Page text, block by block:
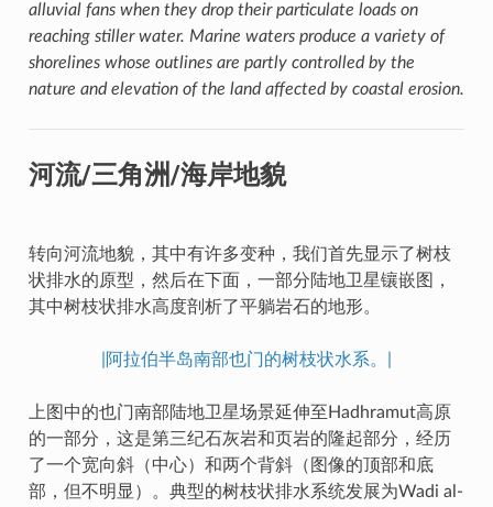
alluvial fans when they drop their particulate loads on
reaching stiller water. Marine waters produce a variety of
shorelines whose outlines are partly controlled by the
nature and elevation of the land affected by coastal erosion.
河流/三角洲/海岸地貌
转向河流地貌，其中有许多变种，我们首先显示了树枝
状排水的原型，然后在下面，一部分陆地卫星镶嵌图，
其中树枝状排水高度剖析了平躺岩石的地形。
|阿拉伯半岛南部也门的树枝状水系。|
上图中的也门南部陆地卫星场景延伸至Hadhramut高原
的一部分，这是第三纪石灰岩和页岩的隆起部分，经历
了一个宽向斜（中心）和两个背斜（图像的顶部和底
部，但不明显）。典型的树枝状排水系统发展为Wadi al-